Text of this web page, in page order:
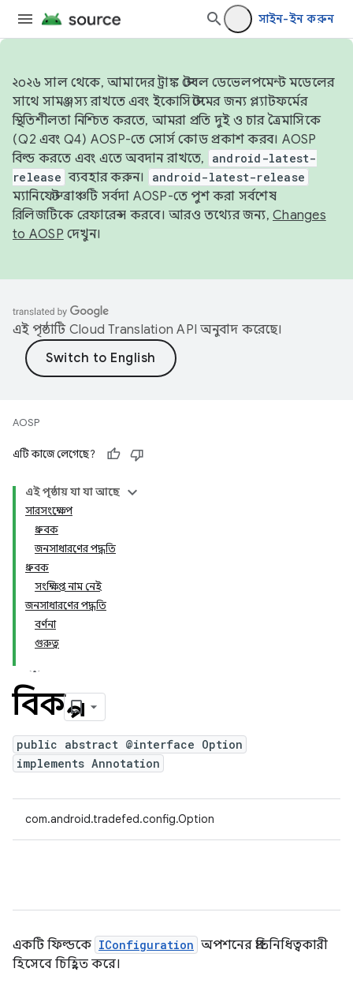
সাইন-ইন করুন
২০২৬ সাল থেকে, আমাদের ট্রাঙ্ক স্টেবল ডেভেলপমেন্ট মডেলের
সাথে সামঞ্জস্য রাখতে এবং ইকোসিস্টেমের জন্য প্ল্যাটফর্মের
স্থিতিশীলতা নিশ্চিত করতে, আমরা প্রতি দুই ও চার ত্রৈমাসিকে
(Q2 এবং Q4) AOSP-তে সোর্স কোড প্রকাশ করব। AOSP
বিল্ড করতে এবং এতে অবদান রাখতে,
android-latest-
release ব্যবহার করুন। android-latest-release
ম্যানিফেস্ট ব্রাঞ্চটি সর্বদা AOSP-তে পুশ করা সর্বশেষ
রিলিজটিকে রেফারেন্স করবে। আরও তথ্যের জন্য, Changes
to AOSP দেখুন।
এই পৃষ্ঠাটি Cloud Translation API অনুবাদ করেছে।
AOSP
এটি কাজে লেগেছে?
এই পৃষ্ঠায় যা যা আছে
সারসংক্ষেপ
ধ্রুবক
জনসাধারণের পদ্ধতি
ধ্রুবক
সংক্ষিপ্ত নাম নেই
জনসাধারণের পদ্ধতি
বর্ণনা
গুরুত্ব
বিকল্প
public abstract @interface Option
implements Annotation
com.android.tradefed.config.Option
একটি ফিল্ডকে IConfiguration অপশনের প্রতিনিধিত্বকারী
হিসেবে চিহ্নিত করে।